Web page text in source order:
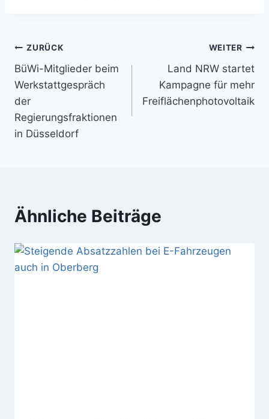
Beitrags-
Navigation
ZURÜCK
BüWi-Mitglieder beim
Werkstattgespräch
der
Regierungsfraktionen
in Düsseldorf
WEITER
Land NRW startet
Kampagne für mehr
Freiflächenphotovoltaik
Ähnliche Beiträge